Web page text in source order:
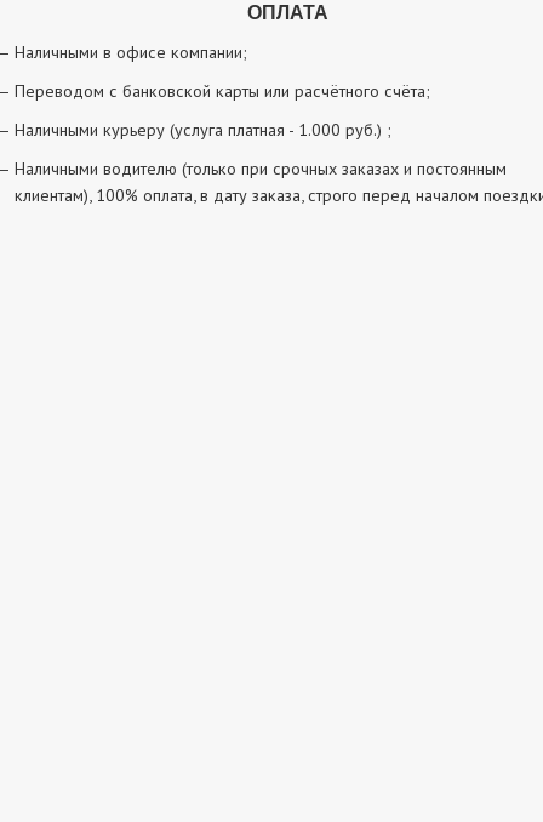
ОПЛАТА
Наличными в офисе компании;
Переводом с банковской карты или расчётного счёта;
Наличными курьеру (услуга платная - 1.000 руб.) ;
Наличными водителю (только при срочных заказах и постоянным
клиентам), 100% оплата, в дату заказа, строго перед началом